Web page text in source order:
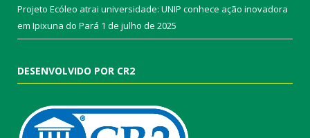
Projeto Ecóleo atrai universidade: UNIP conhece ação inovadora
em Ipixuna do Pará 1 de julho de 2025
DESENVOLVIDO POR CR2